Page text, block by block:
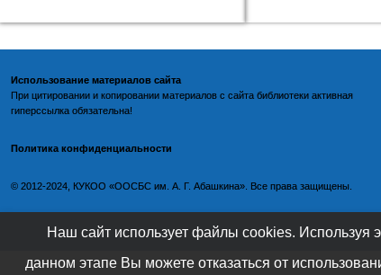
Использование материалов сайта
При цитировании и копировании материалов с сайта библиотеки активная
гиперссылка обязательна!
Политика конфиденциальности
©️ 2012-2024, КУКОО «ООСБС им. А. Г. Абашкина». Все права защищены.
Наш сайт использует файлы cookies. Используя
данном этапе Вы можете отказаться от